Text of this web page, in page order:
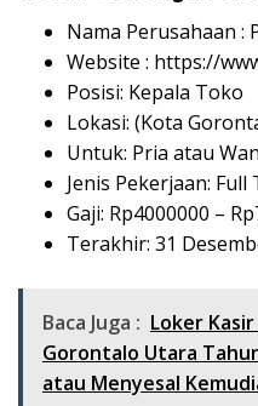
Nama Perusahaan :
Website : https://
Posisi: Kepala Toko
Lokasi: (Kota
Untuk: Pria atau
Jenis Pekerjaan: Full
Gaji: Rp4000000 – Rp
Terakhir: 31
Baca Juga : Loker
Gorontalo Utara
atau Menyesal